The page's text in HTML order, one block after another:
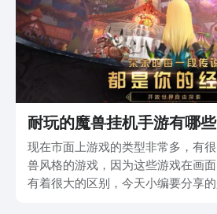
耐玩的魔兽挂机手游有哪些
现在市面上游戏的类型非常多，有
兽风格的游戏，因为这些游戏在画
有着很大的区别，今天小编要分享